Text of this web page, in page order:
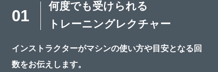
01
何度でも受けられる
トレーニングレクチャー
インストラクターがマシンの使い方や目安となる回
数をお伝えします。